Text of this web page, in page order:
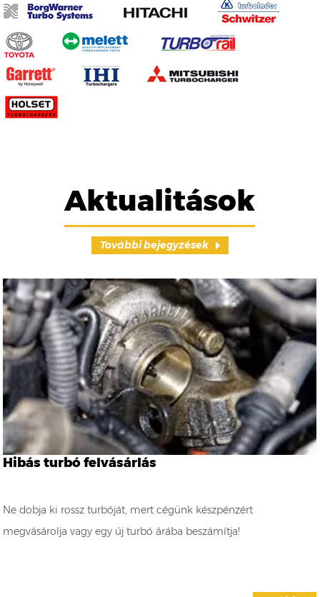
Aktualitások
További bejegyzések
Hibás turbó felvásárlás
Ne dobja ki rossz turbóját, mert cégünk készpénzért
megvásárolja vagy egy új turbó árába beszámítja!